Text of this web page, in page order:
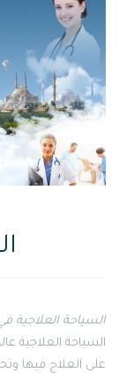
2320السياحة العلاجية
السياحة العلاجية
على العلاج فيها